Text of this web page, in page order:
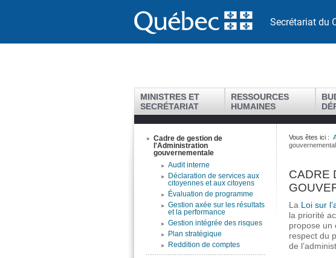
Secrétariat du
MINISTRES ET
SECRÉTARIAT
RESSOURCES
HUMAINES
Cadre de gestion de
l'Administration
gouvernementale
Audit interne
Déclaration de services aux
citoyennes et aux citoyens
Évaluation de programme
Gestion axée sur les résultats
et la performance
Gestion intégrée des risques
Plan stratégique
Reddition de comptes
Vous êtes ici :
CADRE
La Loi sur
la priorité
propose un
respect du
de